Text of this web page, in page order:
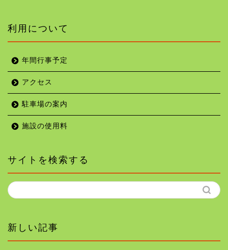
利用について
年間行事予定
アクセス
駐車場の案内
施設の使用料
サイトを検索する
新しい記事